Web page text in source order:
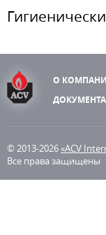
О
© 2013-2026«ACV
Все права защищены